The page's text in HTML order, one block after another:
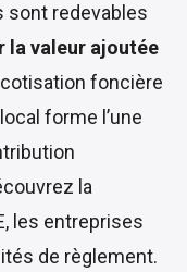
sont redevables
la valeur ajoutée
cotisation foncière
forme l’une
la
les entreprises
de règlement.